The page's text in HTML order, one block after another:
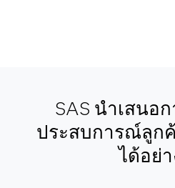
SAS นำเสนอ
ประสบการณ์ลูก
ได้อย่า